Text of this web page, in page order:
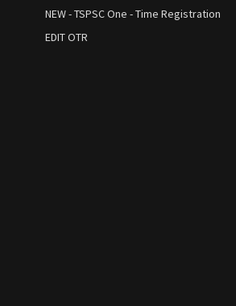
NEW - TSPSC One - Time Registration
EDIT OTR